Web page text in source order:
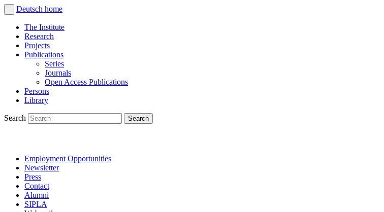
Deutsch home
The Institute
Research
Projects
Publications
Series
Journals
Open Access Publications
Persons
Library
Search
Employment Opportunities
Newsletter
Press
Contact
Alumni
SIPLA